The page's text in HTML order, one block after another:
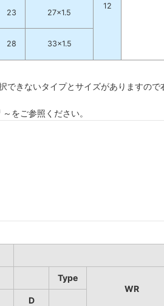
12
23 27×1.5
28 33×1.5
できないタイプとサイズがありますの
～をご参照ください。
Type
WR
D